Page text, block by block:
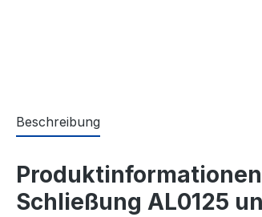
Beschreibung
Produktinformationen
Schließung AL0125